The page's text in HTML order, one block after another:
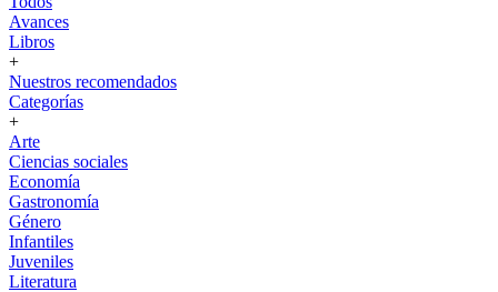
Avances
Libros
+
Nuestros recomendados
Categorías
+
Arte
Ciencias sociales
Economía
Gastronomía
Género
Infantiles
Juveniles
Literatura